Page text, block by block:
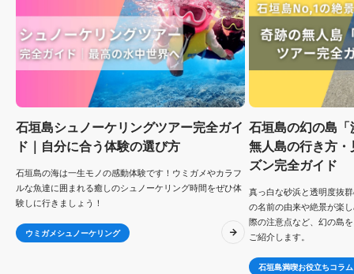
石垣島シュノーケリングツアー完全ガイ
ド｜自分に合う体験の選び方
石垣島の海は一生モノの感動体験です！ウミガメやカラフ
ルな魚達に囲まれる癒しのシュノーケリング時間をぜひ体
験しに行きましょう！
ウミガメシュノーケリング
石垣島の幻の島
無人島の行き方
ズン完全ガイド
真っ白な砂浜と透明度抜
の名前の由来や絶景が楽
際の注意点など、幻の島
ご紹介します。
石垣島満喫お役立ちコラム